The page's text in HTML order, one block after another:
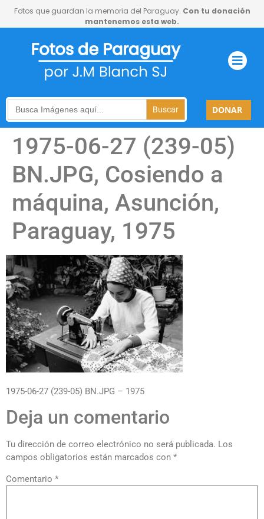
Fotos que guardan la memoria del Paraguay. Con tu donación
mantenemos esta web.
Search
for:
DONAR
1975-06-27 (239-05)
BN.JPG, Cosiendo a
máquina, Asunción,
Paraguay, 1975
1975-06-27 (239-05) BN.JPG – 1975
Deja un comentario
Tu dirección de correo electrónico no será publicada. Los
campos obligatorios están marcados con *
Comentario *